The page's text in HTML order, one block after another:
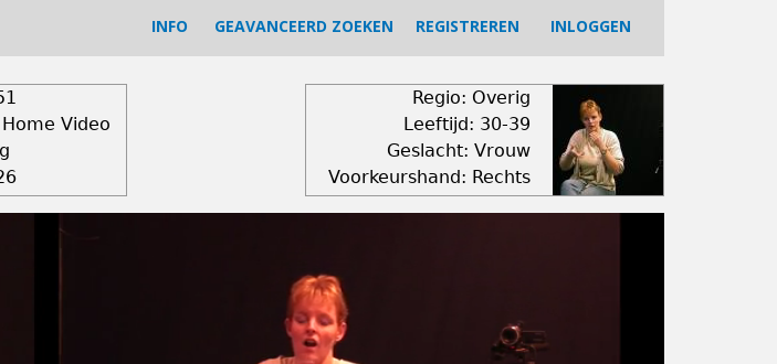
INFO GEAVANCEERD ZOEKEN REGISTREREN INLOGGEN
Video
Regio: Overig
Leeftijd: 30-39
Geslacht: Vrouw
Voorkeurshand: Rechts